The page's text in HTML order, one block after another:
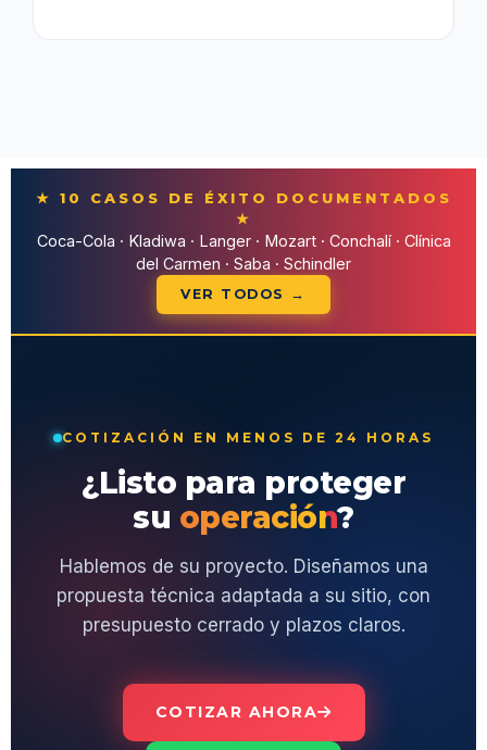
★ 10 CASOS DE ÉXITO DOCUMENTADOS
★
Coca-Cola · Kladiwa · Langer · Mozart · Conchalí · Clínica
del Carmen · Saba · Schindler
VER TODOS →
COTIZACIÓN EN MENOS DE 24 HORAS
¿Listo para proteger
su operación?
Hablemos de su proyecto. Diseñamos una
propuesta técnica adaptada a su sitio, con
presupuesto cerrado y plazos claros.
COTIZAR AHORA